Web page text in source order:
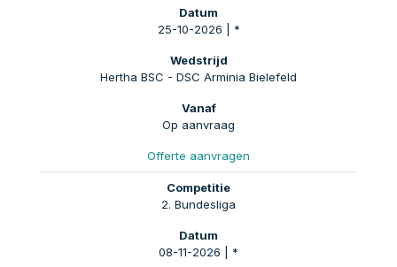
25-10-2026 | *
Hertha BSC - DSC Arminia Bielefeld
Op aanvraag
Offerte aanvragen
2. Bundesliga
08-11-2026 | *